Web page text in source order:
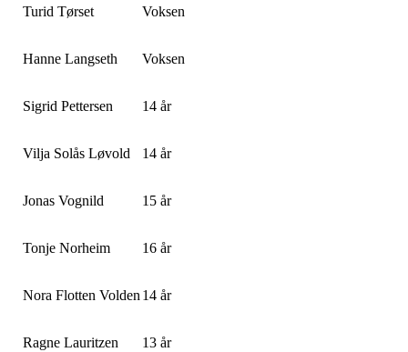
Turid Tørset Voksen
Hanne Langseth Voksen
Sigrid Pettersen 14 år
Vilja Solås Løvold 14 år
Jonas Vognild 15 år
Tonje Norheim 16 år
Nora Flotten Volden 14 år
Ragne Lauritzen 13 år